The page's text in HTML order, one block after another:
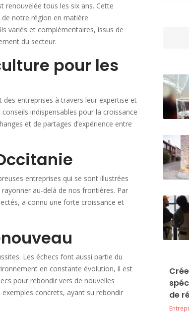
renouvelée tous les six ans. Cette
notre région en matière
variés et complémentaires, issus de
du secteur.
pour les
des entreprises à travers leur expertise et
indispensables pour la croissance
et de partages d’expérience entre
entreprises qui se sont illustrées
au-delà de nos frontières. Par
a connu une forte croissance et
Les échecs font aussi partie du
en constante évolution, il est
pour rebondir vers de nouvelles
concrets, ayant su rebondir
de